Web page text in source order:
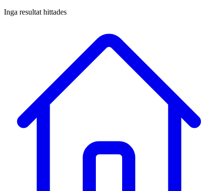
Inga resultat hittades